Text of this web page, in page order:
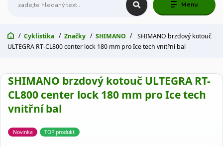
Menu
Cyklistika Značky SHIMANO
SHIMANO brzdový kotouč
ULTEGRA RT-CL800 center lock 180 mm pro Ice tech vnitřní bal
SHIMANO brzdový kotouč ULTEGRA RT-
CL800 center lock 180 mm pro Ice tech
vnitřní bal
Novinka TOP produkt